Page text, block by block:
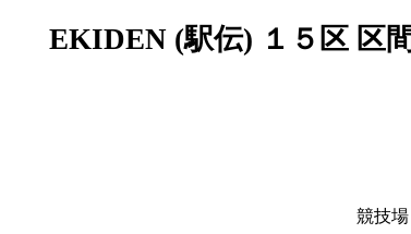
EKIDEN (駅伝) １５区 区
競技